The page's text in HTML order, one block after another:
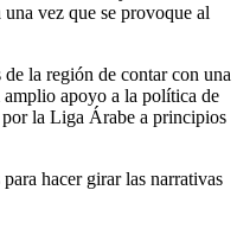
vez que se provoque al
la región de contar con una
amplio apoyo a la política de
por la Liga Árabe a principios
hacer girar las narrativas